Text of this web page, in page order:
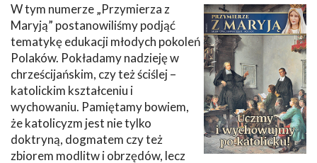
W tym numerze „Przymierza z
Maryją” postanowiliśmy podjąć
tematykę edukacji młodych pokoleń
Polaków. Pokładamy nadzieję w
chrześcijańskim, czy też ściślej –
katolickim kształceniu i
wychowaniu. Pamiętamy bowiem,
że katolicyzm jest nie tylko
doktryną, dogmatem czy też
zbiorem modlitw i obrzędów, lecz